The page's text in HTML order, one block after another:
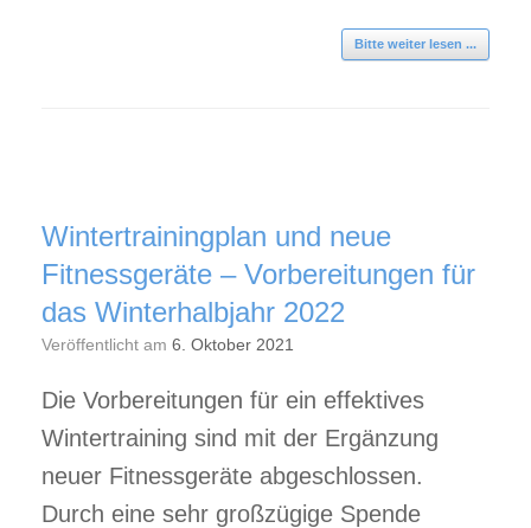
Bitte weiter lesen ...
Wintertrainingplan und neue
Fitnessgeräte – Vorbereitungen für
das Winterhalbjahr 2022
Veröffentlicht am 6. Oktober 2021
Die Vorbereitungen für ein effektives
Wintertraining sind mit der Ergänzung
neuer Fitnessgeräte abgeschlossen.
Durch eine sehr großzügige Spende